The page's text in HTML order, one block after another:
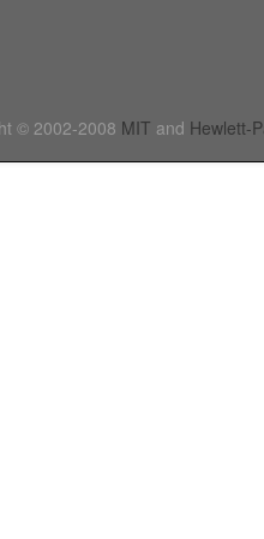
© 2002-2008 MIT and Hewlett-